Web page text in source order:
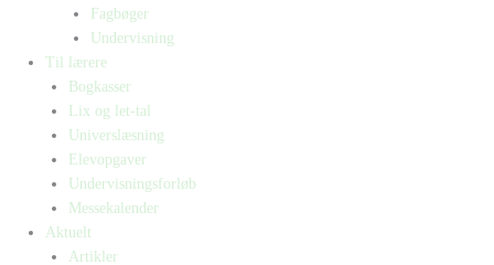
Fagbøger
Undervisning
Til lærere
Bogkasser
Lix og let-tal
Universlæsning
Elevopgaver
Undervisningsforløb
Messekalender
Aktuelt
Artikler